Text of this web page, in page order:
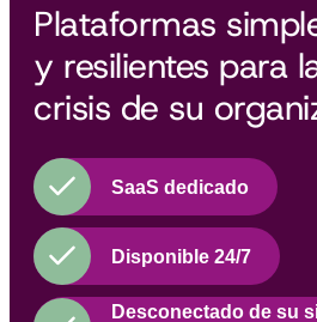
Plataformas
y resilientes para
crisis de su
SaaS dedicado
Disponible 24/7
Desconectado de su